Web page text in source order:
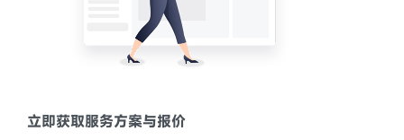
立即获取服务方案与报价